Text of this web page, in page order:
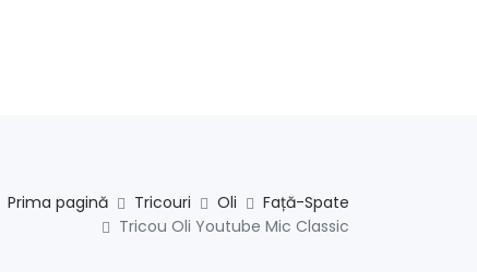
Prima pagină Tricouri Oli
Față-Spate
Tricou Oli Youtube Mic Classic